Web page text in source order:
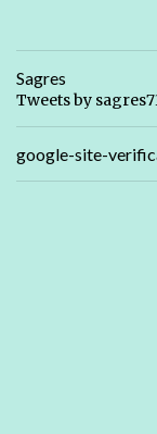
Sagres
Tweets by
google-site-